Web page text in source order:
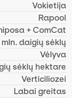
Vokietija
Rapool
+ ComCat
mln. daigių sėklų
Vėlyva
sėklų hektare
Verticiliozei
Labai greitas